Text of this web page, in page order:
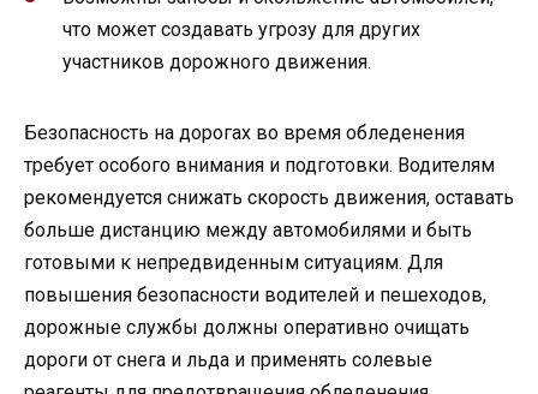
что может создавать угрозу для других
участников дорожного движения.
Безопасность на дорогах во время обледенения
требует особого внимания и подготовки. Водителям
рекомендуется снижать скорость движения, оставать
больше дистанцию между автомобилями и быть
готовыми к непредвиденным ситуациям. Для
повышения безопасности водителей и пешеходов,
дорожные службы должны оперативно очищать
дороги от снега и льда и применять солевые